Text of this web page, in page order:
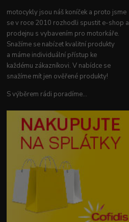
motocykly jsou náš koníček a proto jsme
se v roce 2010 rozhodli spustit e-shop a
prodejnu s vybavením pro motorkáře.
Snažíme se nabízet kvalitní produkty
a máme individuální přístup ke
každému zákazníkovi. V nabídce se
snažíme mít jen ověřené produkty!
S výběrem rádi poradíme...